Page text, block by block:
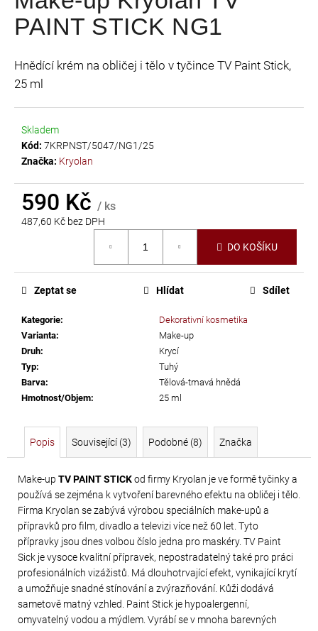
je
0,0
hvězdiček.
PAINT STICK NG1
Hnědící krém na obličej i tělo v tyčince TV Paint Stick,
25 ml
Skladem
Kód: 7KRPNST/5047/NG1/25
Značka: Kryolan
590 Kč / ks
487,60 Kč bez DPH
DO KOŠÍKU
Kategorie:
Dekorativní kosmetika
Varianta:
Make-up
Druh:
Krycí
Typ:
Tuhý
Barva:
Tělová-tmavá hnědá
Hmotnost/Objem: 25 ml
Zeptat se Hlídat Sdílet
Popis Související (3) Podobné (8) Značka
Make-up TV PAINT STICKod firmy Kryolan je ve formě tyčinky a
používá se zejména k vytvoření barevného efektu na obličej i tělo.
Firma Kryolan se zabývá výrobou speciálních make-upů a
přípravků pro film, divadlo a televizi více než 60 let. Tyto
přípravky jsou dnes volbou číslo jedna pro maskéry. TV Paint
Sick je vysoce kvalitní přípravek, nepostradatelný také pro práci
profesionálních vizážistů. Má dlouhotrvající efekt, vynikající krytí
a umožňuje snadné stínování a zvýrazňování. Kůži dodává
sametově matný vzhled. Paint Stick je hypoalergenní,
omyvatelný vodou a mýdlem. Vyrábí se v mnoha barevných
a
j
t
?
D
o
č
u
e
m
e
PRECIOSA
NH
SS-
8
CRYSTAL
69
Kč